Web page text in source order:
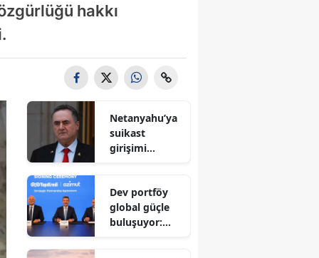
hakkı
Netanyahu’ya
suikast
girişimi
Bakanı
gizlenen
detayları
Dev portföy
global güçle
buluşuyor: